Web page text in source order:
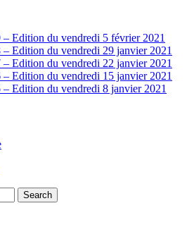
– Edition du vendredi 5 février 2021
– Edition du vendredi 29 janvier 2021
– Edition du vendredi 22 janvier 2021
– Edition du vendredi 15 janvier 2021
– Edition du vendredi 8 janvier 2021